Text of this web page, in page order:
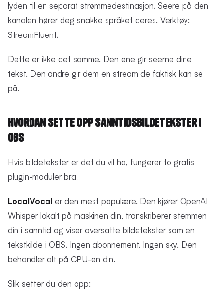
lyden til en separat strømmedestinasjon. Seere på den
kanalen hører deg snakke språket deres. Verktøy:
StreamFluent.
Dette er ikke det samme. Den ene gir seerne dine
tekst. Den andre gir dem en stream de faktisk kan se
på.
Hvordan sette opp sanntidsbildetekster i
OBS
Hvis bildetekster er det du vil ha, fungerer to gratis
plugin-moduler bra.
LocalVocal er den mest populære. Den kjører OpenAI
Whisper lokalt på maskinen din, transkriberer stemmen
din i sanntid og viser oversatte bildetekster som en
tekstkilde i OBS. Ingen abonnement. Ingen sky. Den
behandler alt på CPU-en din.
Slik setter du den opp: